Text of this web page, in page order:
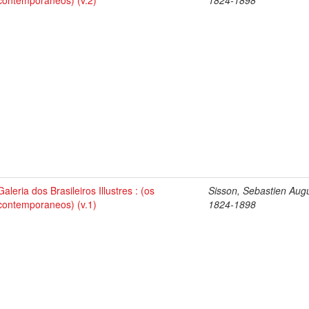
dos Brasileiros Illustres : (os
(v.1)
Sisson, Sebastien
1824-1898